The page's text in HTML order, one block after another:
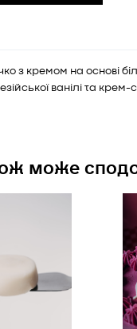
з кремом на основі
ванілі та
може